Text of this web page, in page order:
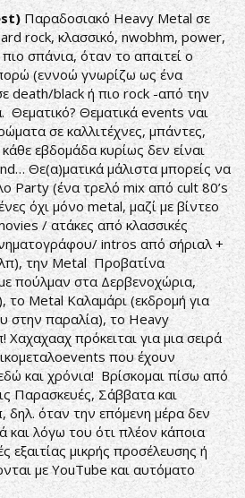
Παραδοσιακό Heavy Metal σε
rock, κλασσικό, nwobhm, power,
σπάνια, όταν το απαιτεί ο
(εννοώ γνωρίζω ως ένα
death/black ή πιο rock -από την
Θεματικό? Θεματικά events ναι
σε καλλιτέχνες, μπάντες,
εβδομάδα κυρίως δεν είναι
Θε(α)ματικά μάλιστα μπορείς να
Party (ένα τρελό mix από cult 80’s
όχι μόνο metal, μαζί με βίντεο
/ ατάκες από κλασσικές
intros από σήριαλ +
την Metal Προβατίνα
πούλμαν στα Δερβενοχώρια,
Metal Καλαμάρι (εκδρομή για
στην παραλία), το Heavy
πρόκειται για μια σειρά
που έχουν
και χρόνια! Βρίσκομαι πίσω από
Παρασκευές, Σάββατα και
δηλ. όταν την επόμενη μέρα δεν
και λόγω του ότι πλέον κάποια
εξαιτίας μικρής προσέλευσης ή
με YouTube και αυτόματο